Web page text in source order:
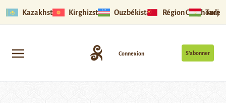
Kazakhstan Kirghizstan Ouzbékistan Région Ouïghoure
S’abonner
Connexion